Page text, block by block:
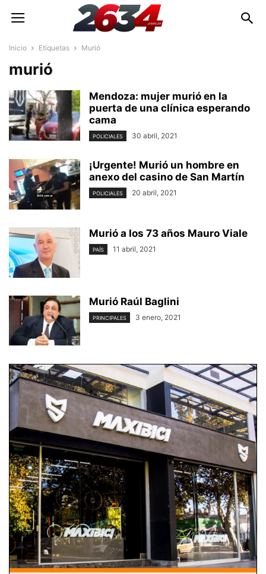
Inicio Etiquetas Murió
murió
Mendoza: mujer murió en la
puerta de una clínica esperando
cama
POLICIALES 30 abril, 2021
¡Urgente! Murió un hombre en
anexo del casino de San Martín
POLICIALES 20 abril, 2021
Murió a los 73 años Mauro Viale
PAÍS 11 abril, 2021
Murió Raúl Baglini
PRINCIPALES 3 enero, 2021